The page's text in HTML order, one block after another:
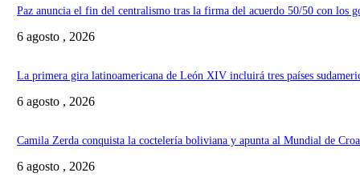
Paz anuncia el fin del centralismo tras la firma del acuerdo 50/50 con los
6 agosto , 2026
La primera gira latinoamericana de León XIV incluirá tres países
6 agosto , 2026
Camila Zerda conquista la coctelería boliviana y apunta al Mundial de
6 agosto , 2026